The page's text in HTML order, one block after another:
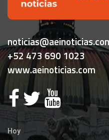
+52 473 690 1023
www.aeinoticias.com
Hoy